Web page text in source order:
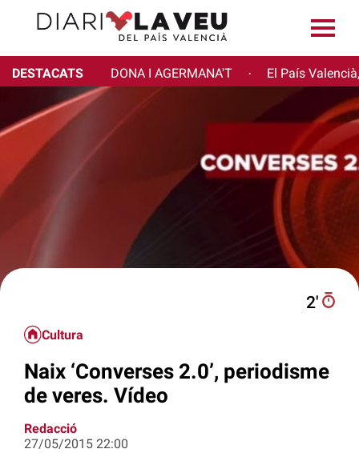
DESTACATS DONA I AGERMANA'T · El País
2′
Cultura
Naix ‘Converses 2.0’, periodisme
de veres. Vídeo
Redacció
27/05/2015 22:00